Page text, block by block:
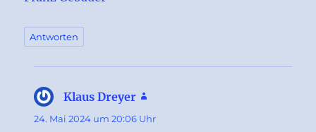
Antworten
Klaus Dreyer
24. Mai 2024 um 20:06 Uhr